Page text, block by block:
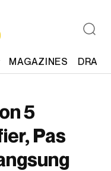
MAGAZINES
5
Pas